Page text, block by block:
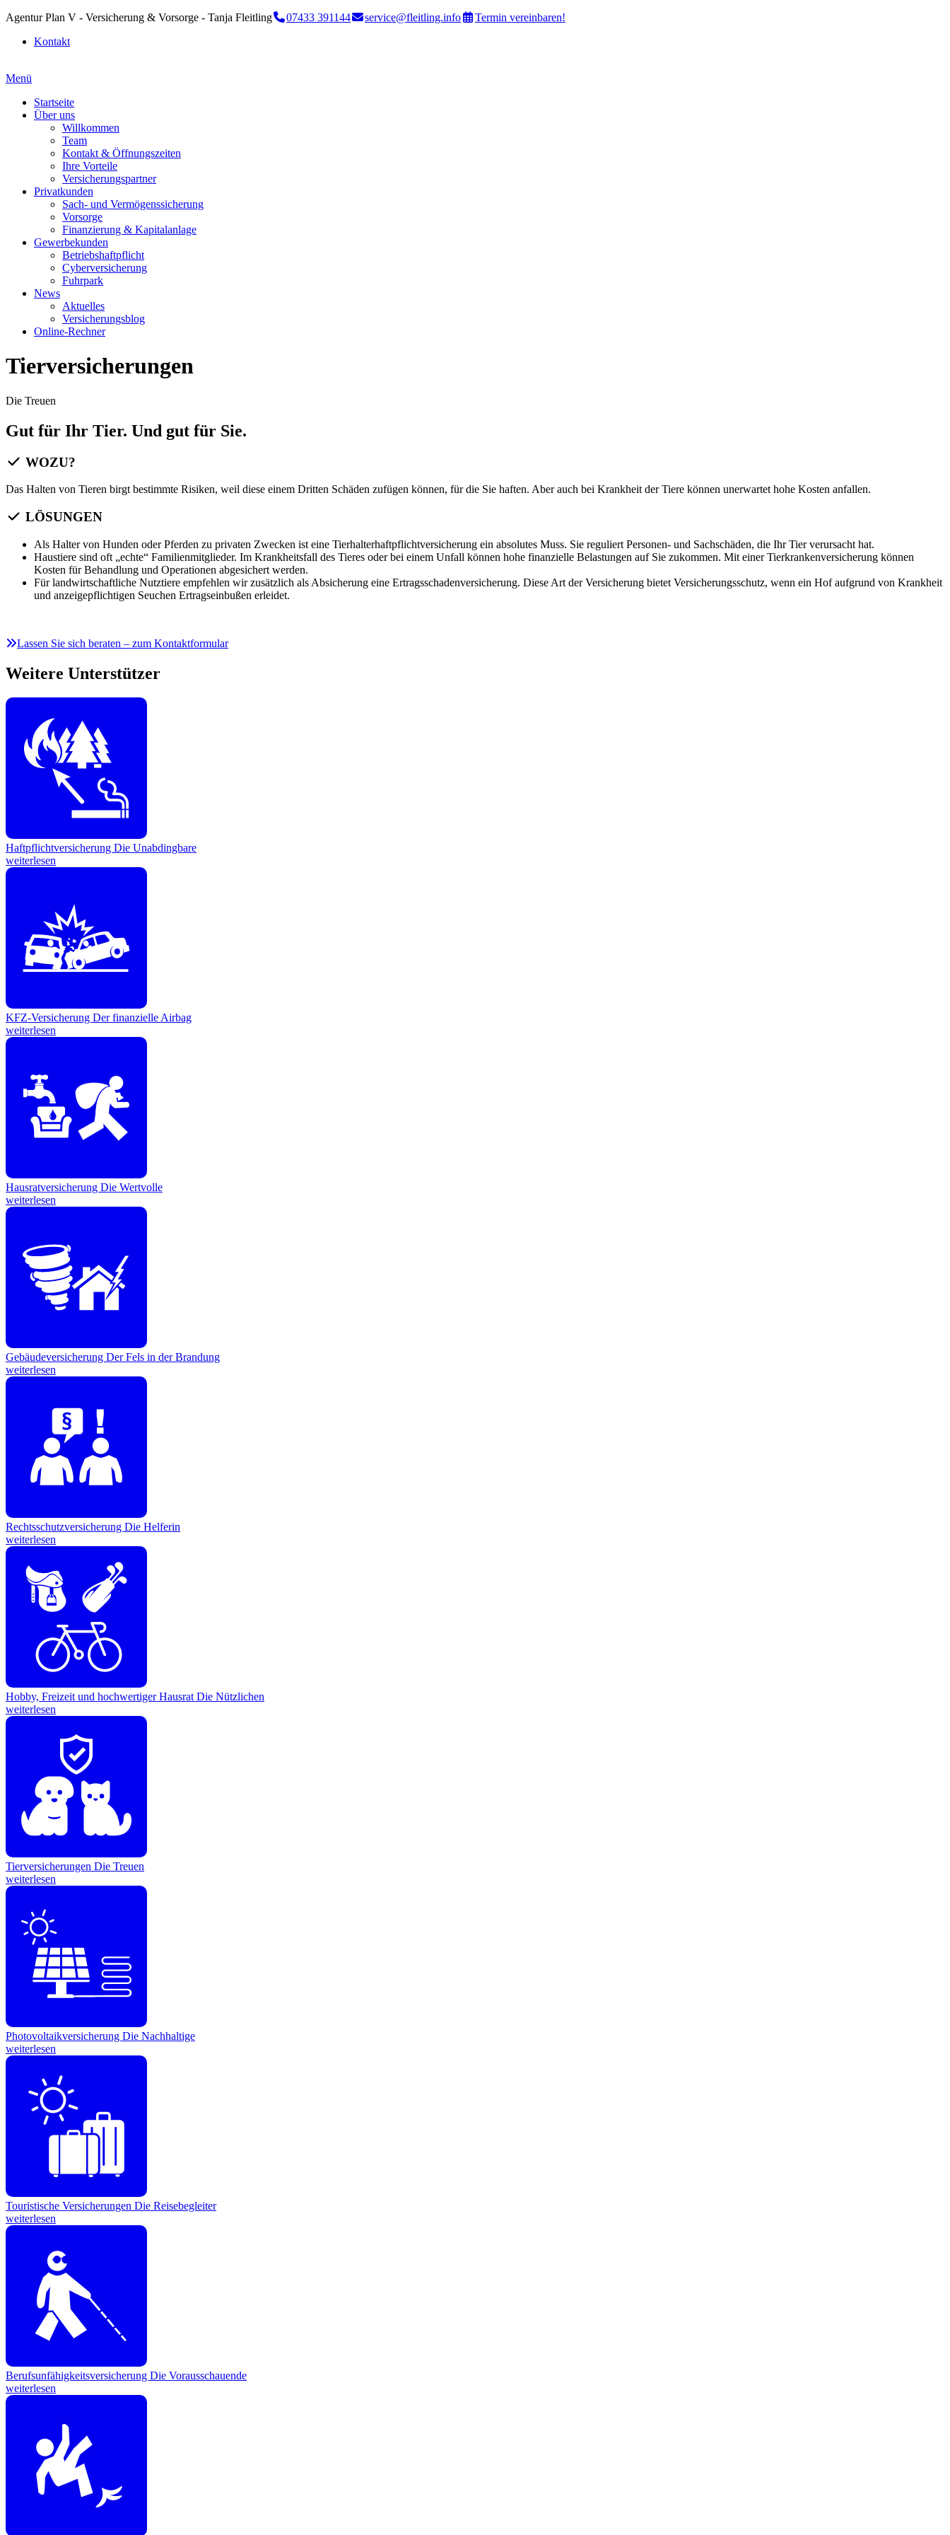
Agentur Plan V - Versicherung & Vorsorge - Tanja Fleitling 07433 391144 service@fleitling.info
Termin vereinbaren!
Kontakt
Menü
Startseite
Über uns
Willkommen
Team
Kontakt & Öffnungszeiten
Ihre Vorteile
Versicherungspartner
Privatkunden
Sach- und Vermögenssicherung
Vorsorge
Finanzierung & Kapitalanlage
Gewerbekunden
Betriebshaftpflicht
Cyberversicherung
Fuhrpark
News
Aktuelles
Versicherungsblog
Online-Rechner
Tierversicherungen
Die Treuen
Gut für Ihr Tier. Und gut für Sie.
WOZU?
Das Halten von Tieren birgt bestimmte Risiken, weil diese einem Dritten Schäden zufügen können, für die Sie haften. Aber auch bei Krankheit der Tiere können unerwartet hohe Kosten anfallen.
LÖSUNGEN
Als Halter von Hunden oder Pferden zu privaten Zwecken ist eine Tierhalterhaftpflichtversicherung ein absolutes Muss. Sie reguliert Personen- und Sachschäden, die Ihr Tier verursacht hat.
Haustiere sind oft „echte“ Familienmitglieder. Im Krankheitsfall des Tieres oder bei einem Unfall können hohe finanzielle Belastungen auf Sie zukommen. Mit einer Tierkrankenversicherung können
Kosten für Behandlung und Operationen abgesichert werden.
Für landwirtschaftliche Nutztiere empfehlen wir zusätzlich als Absicherung eine Ertragsschadenversicherung. Diese Art der Versicherung bietet Versicherungsschutz, wenn ein Hof aufgrund von Krankheit
und anzeigepflichtigen Seuchen Ertragseinbußen erleidet.
Lassen Sie sich beraten – zum Kontaktformular
Weitere Unterstützer
Haftpflichtversicherung Die Unabdingbare
weiterlesen
KFZ-Versicherung Der finanzielle Airbag
weiterlesen
Hausratversicherung Die Wertvolle
weiterlesen
Gebäudeversicherung Der Fels in der Brandung
weiterlesen
Rechtsschutzversicherung Die Helferin
weiterlesen
Hobby, Freizeit und hochwertiger Hausrat Die Nützlichen
weiterlesen
Tierversicherungen Die Treuen
weiterlesen
Photovoltaikversicherung Die Nachhaltige
weiterlesen
Touristische Versicherungen Die Reisebegleiter
weiterlesen
Berufsunfähigkeitsversicherung Die Vorausschauende
weiterlesen